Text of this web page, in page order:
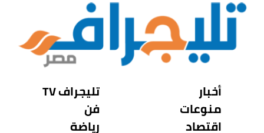
أخبار
منوعات
اقتصاد
تليجراف TV
فن
رياضة